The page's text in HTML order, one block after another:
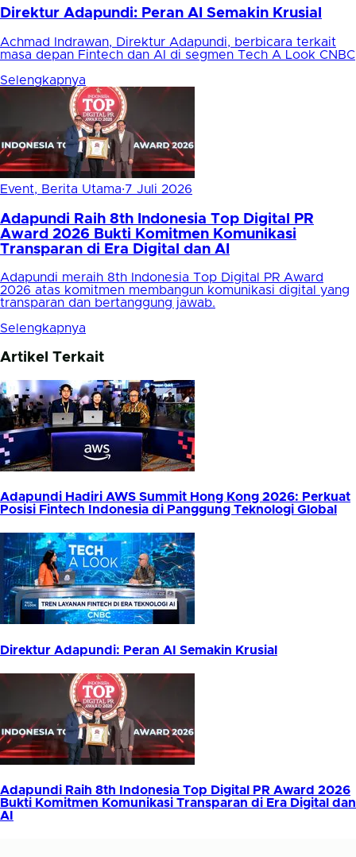
Direktur Adapundi: Peran AI Semakin Krusial
Achmad Indrawan, Direktur Adapundi, berbicara terkait
masa depan Fintech dan AI di segmen Tech A Look CNBC
Selengkapnya
Event, Berita Utama·7 Juli 2026
Adapundi Raih 8th Indonesia Top Digital PR
Award 2026 Bukti Komitmen Komunikasi
Transparan di Era Digital dan AI
Adapundi meraih 8th Indonesia Top Digital PR Award
2026 atas komitmen membangun komunikasi digital yang
transparan dan bertanggung jawab.
Selengkapnya
Artikel Terkait
Adapundi Hadiri AWS Summit Hong Kong 2026: Perkuat
Posisi Fintech Indonesia di Panggung Teknologi Global
Direktur Adapundi: Peran AI Semakin Krusial
Adapundi Raih 8th Indonesia Top Digital PR Award 2026
Bukti Komitmen Komunikasi Transparan di Era Digital dan
AI